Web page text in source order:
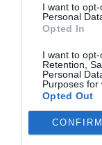
I want to
Personal
Opted In
I want to opt-
Retention,
Personal
Purposes for
Opted Out
CONFIRM